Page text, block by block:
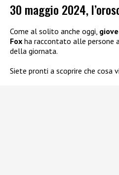
30 maggio 2024,
Come al solito anche oggi,
Fox ha raccontato alle persone
della giornata.
Siete pronti a scoprire che cosa